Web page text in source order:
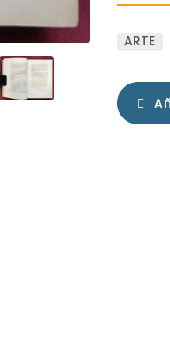
ARTE